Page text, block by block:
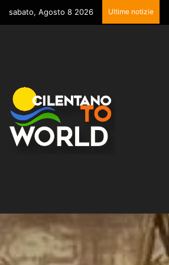
sabato, Agosto 8 2026 Ultime notizie